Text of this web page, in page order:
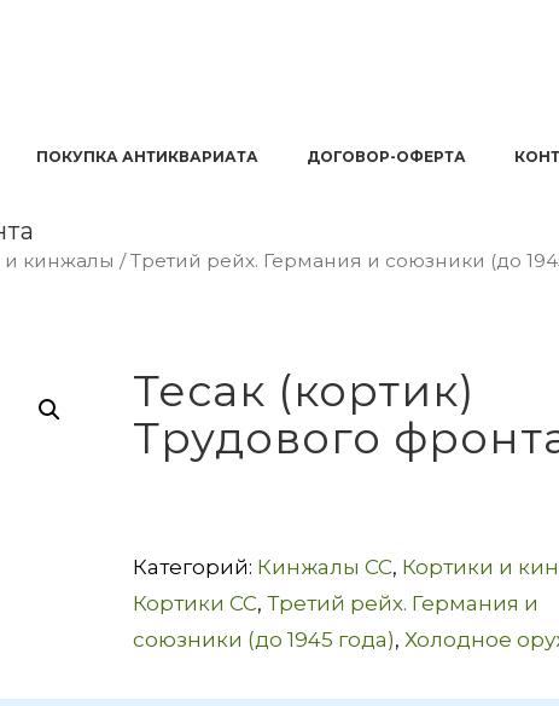
ПОКУПКА АНТИКВАРИАТА ДОГОВОР-ОФЕРТА
и кинжалы /Третий рейх. Германия и союзники (до
Тесак (кортик)
Трудового
Категорий: Кинжалы СС, Кортики и
Кортики СС, Третий рейх. Германия и
союзники (до 1945 года), Холодное